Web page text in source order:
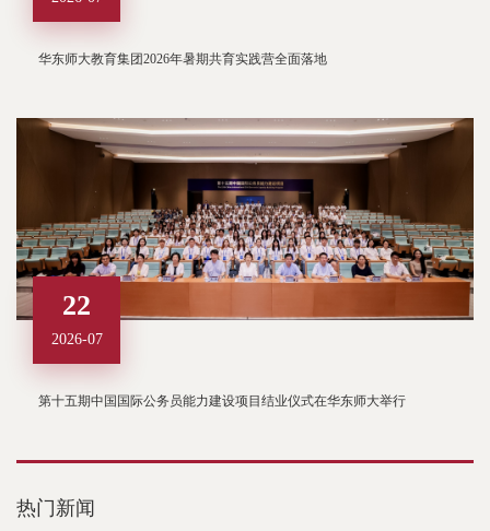
华东师大教育集团2026年暑期共育实践营全面落地
22
2026-07
第十五期中国国际公务员能力建设项目结业仪式在华东师大举行
热门新闻